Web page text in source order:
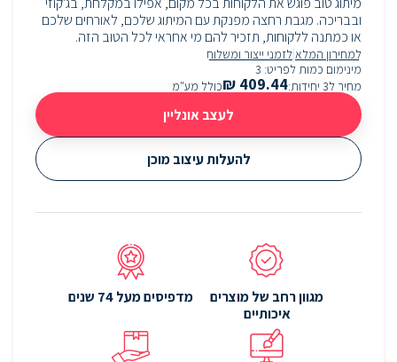
ובבריכה. מגבת רחצה מפנקת עם המיתוג שלכם, לאורחים שלכם
או כמתנה ללקוחות, תזכיר להם מי אחראי לכל הטוב הזה.
למחירון המלא|לזמני ייצור ומשלוח
מינימום כמות לפריט:
3
מחיר ל3 יחידות
:
409.44
₪כולל מע"מ
לעצב אונליין
להעלות עיצוב מוכן
מגוון רחב של מוצרים
איכותיים
מדפיסים מעל 74 שנים